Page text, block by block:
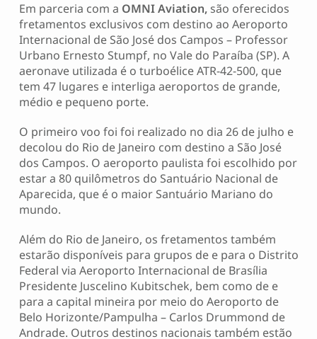
Em parceria com a OMNI Aviation, são oferecidos
fretamentos exclusivos com destino ao Aeroporto
Internacional de São José dos Campos – Professor
Urbano Ernesto Stumpf, no Vale do Paraíba (SP). A
aeronave utilizada é o turboélice ATR-42-500, que
tem 47 lugares e interliga aeroportos de grande,
médio e pequeno porte.
O primeiro voo foi foi realizado no dia 26 de julho e
decolou do Rio de Janeiro com destino a São José
dos Campos. O aeroporto paulista foi escolhido por
estar a 80 quilômetros do Santuário Nacional de
Aparecida, que é o maior Santuário Mariano do
mundo.
Além do Rio de Janeiro, os fretamentos também
estarão disponíveis para grupos de e para o Distrito
Federal via Aeroporto Internacional de Brasília
Presidente Juscelino Kubitschek, bem como de e
para a capital mineira por meio do Aeroporto de
Belo Horizonte/Pampulha – Carlos Drummond de
Andrade. Outros destinos nacionais também estão